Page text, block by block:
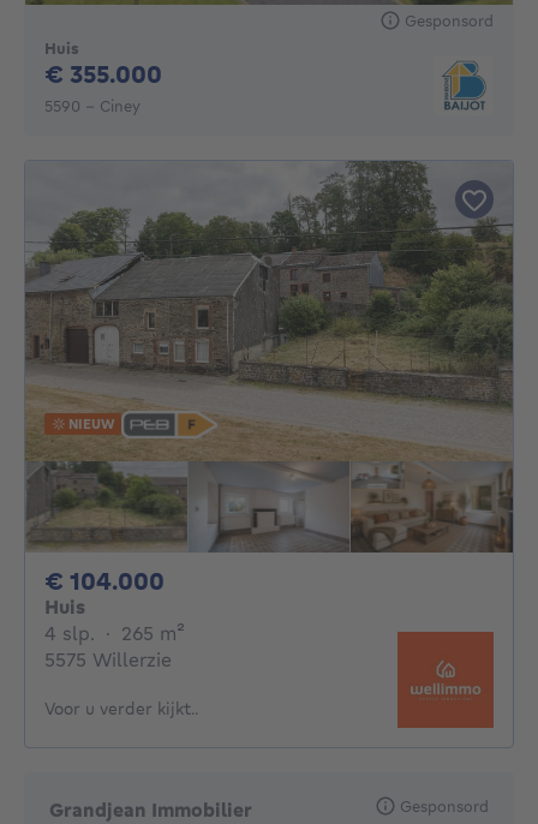
Gesponsord
Huis
€ 355.000
5590 - Ciney
NIEUW
€ 104.000
Huis
4 slp. 4 slaapkamers
· 265 m²
5575 Willerzie
Voor u verder kijkt..
Grandjean Immobilier Gesponsord